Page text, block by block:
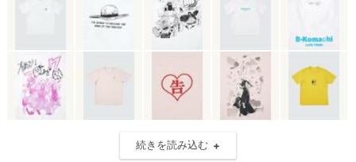
続きを読み込む